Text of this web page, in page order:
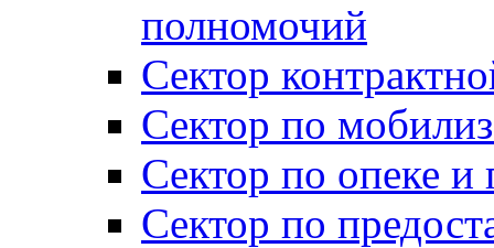
полномочий
Сектор
Сектор по
Сектор по опеке и
Сектор по